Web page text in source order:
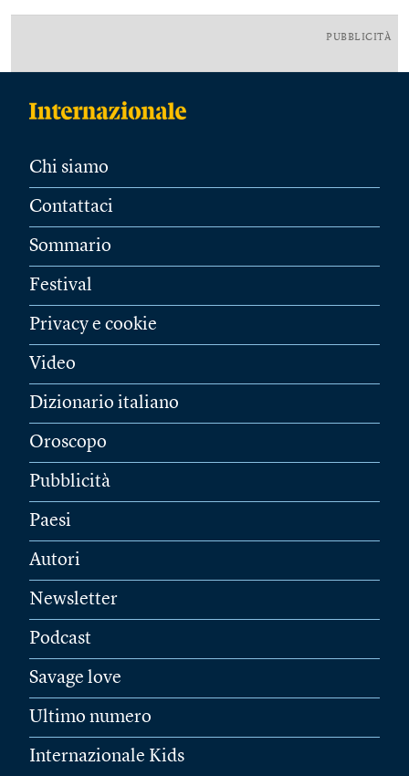
PUBBLICITÀ
Chi siamo
Contattaci
Sommario
Festival
Privacy e cookie
Video
Dizionario italiano
Oroscopo
Pubblicità
Paesi
Autori
Newsletter
Podcast
Savage love
Ultimo numero
Internazionale Kids